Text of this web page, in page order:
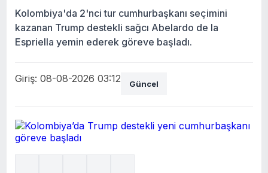
Kolombiya'da 2'nci tur cumhurbaşkanı seçimini
kazanan Trump destekli sağcı Abelardo de la
Espriella yemin ederek göreve başladı.
Giriş: 08-08-2026 03:12 Güncel